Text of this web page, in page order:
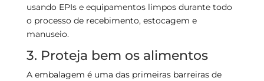
usando EPIs e equipamentos limpos durante todo
o processo de recebimento, estocagem e
manuseio.
3. Proteja bem os alimentos
A embalagem é uma das primeiras barreiras de